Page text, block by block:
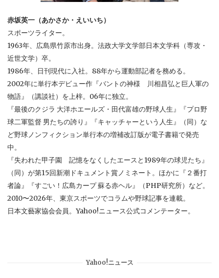
赤坂英一（あかさか・えいいち）
スポーツライター。
1963年、広島県竹原市出身。法政大学文学部日本文学科（専攻・
近世文学）卒。
1986年、日刊現代に入社。88年から運動部記者を務める。
2002年に単行本デビュー作『バントの神様 川相昌弘と巨人軍の
物語』（講談社）を上梓。06年に独立。
『最後のクジラ 大洋ホエールズ・田代富雄の野球人生』『プロ野
球二軍監督 男たちの誇り』『キャッチャーという人生』（同）な
ど野球ノンフィクション単行本の増補改訂版が電子書籍で発売
中。
『失われた甲子園 記憶をなくしたエースと1989年の球児たち』
（同）が第15回新潮ドキュメント賞ノミネート。ほかに『２番打
者論』『すごい！広島カープ 蘇る赤ヘル』（PHP研究所）など。
2010〜2026年、東京スポーツでコラムや野球記事を連載。
日本文藝家協会会員。Yahoo!ニュース公式コメンテーター。
Yahoo!ニュース